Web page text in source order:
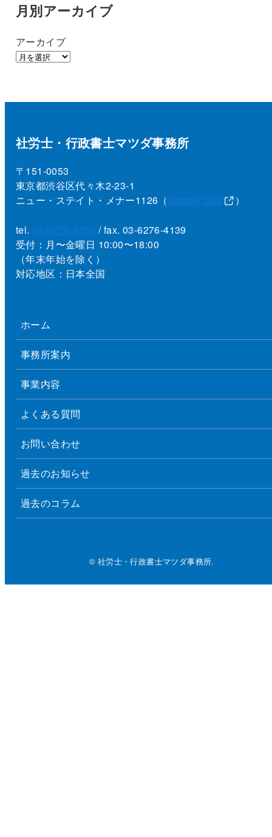
月別アーカイブ
アーカイブ
社労士・行政書士マツダ事務所
〒151-0053
東京都渋谷区代々木2-23-1
ニュー・ステイト・メナー1126（Google Map ）
tel. 03-6276-4138 / fax. 03-6276-4139
受付：月〜金曜日 10:00〜18:00
（年末年始を除く）
対応地区：日本全国
ホーム
事務所案内
事業内容
よくある質問
お問い合わせ
過去のお知らせ
過去のコラム
© 社労士・行政書士マツダ事務所.